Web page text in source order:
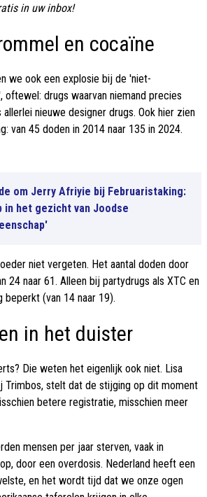
in uw inbox!
en cocaïne
we ook een explosie bij de 'niet-
drugs waarvan niemand precies
nieuwe designer drugs. Ook hier zien
van 45 doden in 2014 naar 135 in 2024.
om Jerry Afriyie bij Februaristaking:
in het gezicht van Joodse
niet vergeten. Het aantal doden door
24 naar 61. Alleen bij partydrugs als XTC en
(van 14 naar 19).
in het duister
Die weten het eigenlijk ook niet. Lisa
Trimbos, stelt dat de stijging op dit moment
betere registratie, misschien meer
mensen per jaar sterven, vaak in
door een overdosis. Nederland heeft een
en het wordt tijd dat we onze ogen